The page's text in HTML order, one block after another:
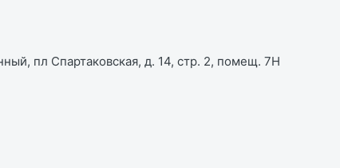
пл Спартаковская, д. 14, стр. 2, помещ. 7Н